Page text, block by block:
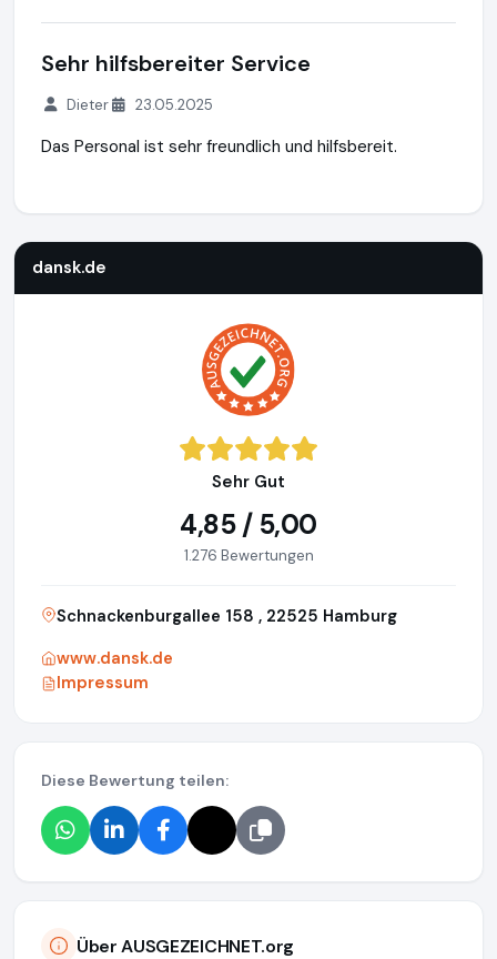
Sehr hilfsbereiter Service
Dieter 23.05.2025
Das Personal ist sehr freundlich und hilfsbereit.
dansk.de
Sehr Gut
4,85 / 5,00
1.276 Bewertungen
Schnackenburgallee 158 , 22525 Hamburg
www.dansk.de
Impressum
Diese Bewertung teilen:
Über AUSGEZEICHNET.org